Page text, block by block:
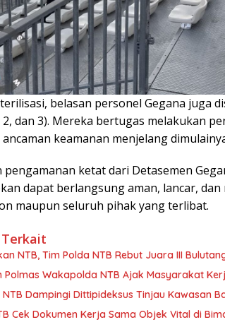
belasan personel Gegana juga
2, dan 3). Mereka bertugas melakukan
keamanan menjelang
pengamanan ketat dari Detasemen
dapat berlangsung aman, lancar,
maupun seluruh pihak yang terlibat.
NTB, Tim Polda NTB Rebut Juara III
Polmas Wakapolda NTB Ajak Masyarakat
Dampingi Dittipideksus Tinjau Kawasan
Cek Dokumen Kerja Sama Objek Vital di